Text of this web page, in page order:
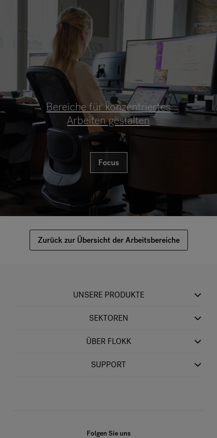
Bereiche für konzentriertes
Arbeiten gestalten
Focus
Zurück zur Übersicht der Arbeitsbereiche
UNSERE PRODUKTE
SEKTOREN
ÜBER FLOKK
SUPPORT
Folgen Sie uns